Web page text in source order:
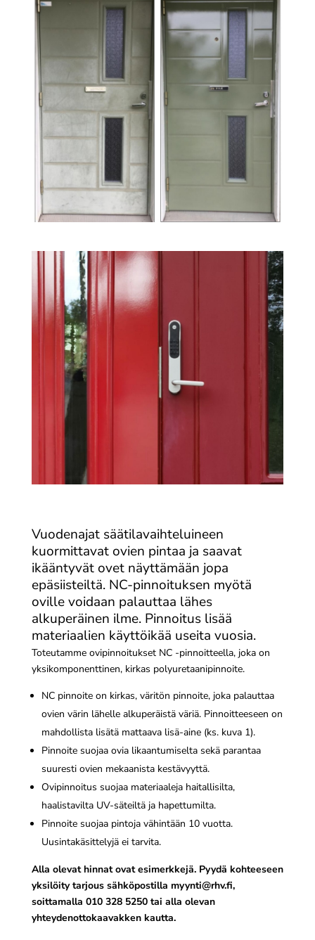
Vuodenajat säätilavaihteluineen
kuormittavat ovien pintaa ja saavat
ikääntyvät ovet näyttämään jopa
epäsiisteiltä. NC-pinnoituksen myötä
oville voidaan palauttaa lähes
alkuperäinen ilme. Pinnoitus lisää
materiaalien käyttöikää useita vuosia.
Toteutamme ovipinnoitukset NC -pinnoitteella, joka on
yksikomponenttinen, kirkas polyuretaanipinnoite.
NC pinnoite on kirkas, väritön pinnoite, joka palauttaa
ovien värin lähelle alkuperäistä väriä. Pinnoitteeseen on
mahdollista lisätä mattaava lisä-aine (ks. kuva 1).
Pinnoite suojaa ovia likaantumiselta sekä parantaa
suuresti ovien mekaanista kestävyyttä.
Ovipinnoitus suojaa materiaaleja haitallisilta,
haalistavilta UV-säteiltä ja hapettumilta.
Pinnoite suojaa pintoja vähintään 10 vuotta.
Uusintakäsittelyjä ei tarvita.
Alla olevat hinnat ovat esimerkkejä. Pyydä kohteeseen
yksilöity tarjous sähköpostilla myynti@rhv.fi,
soittamalla 010 328 5250 tai alla olevan
yhteydenottokaavakken kautta.